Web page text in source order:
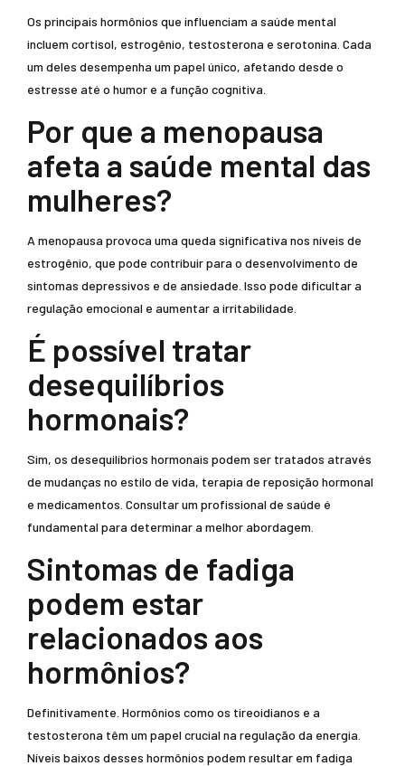
Os principais hormônios que influenciam a saúde mental
incluem cortisol, estrogênio, testosterona e serotonina. Cada
um deles desempenha um papel único, afetando desde o
estresse até o humor e a função cognitiva.
Por que a menopausa
afeta a saúde mental das
mulheres?
A menopausa provoca uma queda significativa nos níveis de
estrogênio, que pode contribuir para o desenvolvimento de
sintomas depressivos e de ansiedade. Isso pode dificultar a
regulação emocional e aumentar a irritabilidade.
É possível tratar
desequilíbrios
hormonais?
Sim, os desequilíbrios hormonais podem ser tratados através
de mudanças no estilo de vida, terapia de reposição hormonal
e medicamentos. Consultar um profissional de saúde é
fundamental para determinar a melhor abordagem.
Sintomas de fadiga
podem estar
relacionados aos
hormônios?
Definitivamente. Hormônios como os tireoidianos e a
testosterona têm um papel crucial na regulação da energia.
Níveis baixos desses hormônios podem resultar em fadiga